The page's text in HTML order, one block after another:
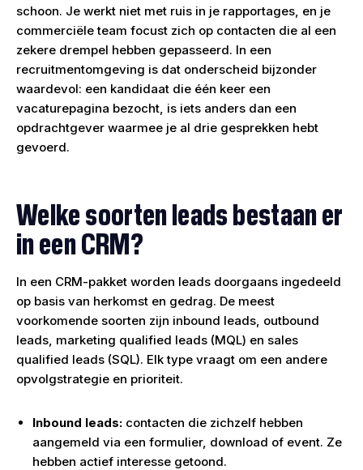
schoon. Je werkt niet met ruis in je rapportages, en je
commerciële team focust zich op contacten die al een
zekere drempel hebben gepasseerd. In een
recruitmentomgeving is dat onderscheid bijzonder
waardevol: een kandidaat die één keer een
vacaturepagina bezocht, is iets anders dan een
opdrachtgever waarmee je al drie gesprekken hebt
gevoerd.
Welke soorten leads bestaan er
in een CRM?
In een CRM-pakket worden leads doorgaans ingedeeld
op basis van herkomst en gedrag. De meest
voorkomende soorten zijn inbound leads, outbound
leads, marketing qualified leads (MQL) en sales
qualified leads (SQL). Elk type vraagt om een andere
opvolgstrategie en prioriteit.
Inbound leads: contacten die zichzelf hebben
aangemeld via een formulier, download of event. Ze
hebben actief interesse getoond.